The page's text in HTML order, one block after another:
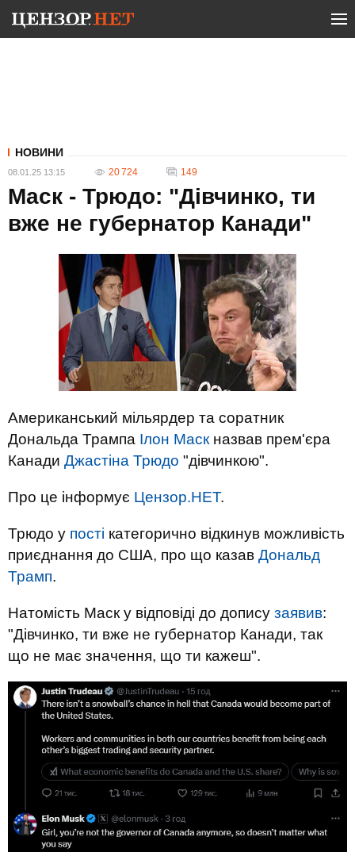
НОВИНИ
08.01.25 13:15 20 724 149
Маск - Трюдо: "Дівчинко, ти
вже не губернатор Канади"
Американський мільярдер та соратник
Дональда Трампа Ілон Маск назвав прем'єра
Канади Джастіна Трюдо "дівчинкою".
Про це інформує Цензор.НЕТ.
Трюдо у пості категорично відкинув можливість
приєднання до США, про що казав Дональд
Трамп.
Натомість Маск у відповіді до допису заявив:
"Дівчинко, ти вже не губернатор Канади, так
що не має значення, що ти кажеш".